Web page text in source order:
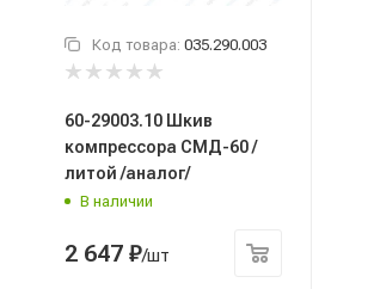
Код товара: 035.290.003
60-29003.10 Шкив
компрессора СМД-60 /
литой /аналог/
В наличии
2 647 ₽/шт